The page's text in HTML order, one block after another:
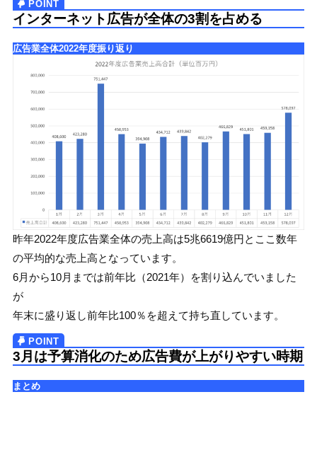
インターネット広告が全体の3割を占める
広告業全体2022年度振り返り
昨年2022年度広告業全体の売上高は5兆6619億円とここ数年
の平均的な売上高となっています。
6月から10月までは前年比（2021年）を割り込んでいました
が
年末に盛り返し前年比100％を超えて持ち直しています。
3月は予算消化のため広告費が上がりやすい時期
まとめ